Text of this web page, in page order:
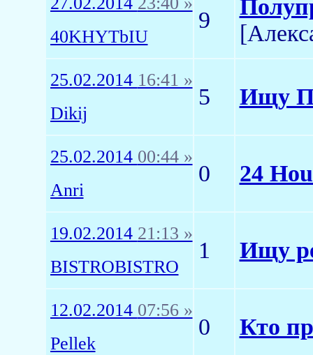
40KHYTbIU
9
25.02.2014 16:41 »
Dikij
5 Ищу
25.02.2014 00:44 »
Anri
0 24
19.02.2014 21:13 »
BISTROBISTRO
1 Ищу
12.02.2014 07:56 »
Pellek
0 Кто